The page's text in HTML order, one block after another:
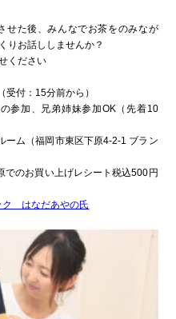
せた後、みんなでお茶をのみなが
りお話ししませんか？
ください
付：15分前から）
参加、兄弟姉妹参加OK（先着10
ーム（福岡市東区下原4-2-1 ブラン
でのお買い上げレシート税込500円
ク はなだあやの氏